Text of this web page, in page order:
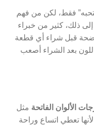
بتحبه” فقط، لكن من فهم
ذلك، كثير من خبراء
قبل شراء أي قطعة
اللون بعد الشراء أصعب
الألوان الفاتحة مثل
لأنها تعطي اتساع وراحة